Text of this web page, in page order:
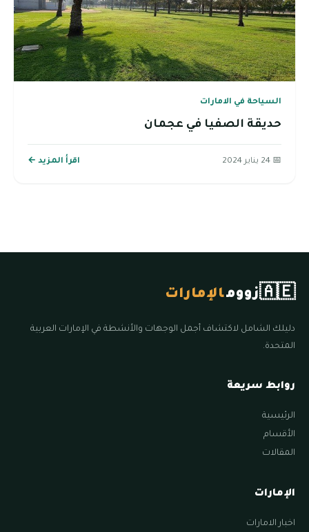
السياحة في الامارات
حديقة الصفيا في عجمان
📅 24 يناير 2024 اقرأ المزيد ←
🇦🇪زوومالإمارات
دليلك الشامل لاكتشاف أجمل الوجهات والأنشطة في الإمارات العربية
المتحدة.
روابط سريعة
الرئيسية
الأقسام
المقالات
الإمارات
اخبار الامارات